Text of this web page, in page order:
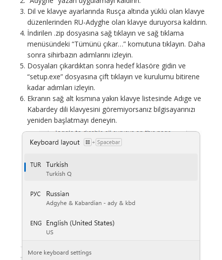
Dil ve klavye ayarlarında Rusça altında yüklü olan klavye
düzenlerinden RU-Adyghe olan klavye duruyorsa kaldırın.
İndirilen .zip dosyasına sağ tıklayın ve sağ tıklama
menüsündeki “Tümünü çıkar…” komutuna tıklayın. Daha
sonra sihirbazın adımlarını izleyin.
Dosyaları çıkardıktan sonra hedef klasöre gidin ve
“setup.exe” dosyasına çift tıklayın ve kurulumu bitirene
kadar adımları izleyin.
Ekranın sağ alt kısmına yakın klavye listesinde Adıge ve
Kabardey dili klavyesini göremiyorsanız bilgisayarınızı
yeniden başlatmayı deneyin.